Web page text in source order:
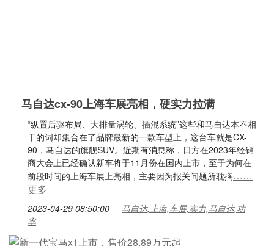
马自达cx-90上海车展亮相，硬实力拉满
“纵置后驱布局、大排量涡轮、插混系统”这些和马自达本不相
干的词却集合在了品牌最新的一款车型上，这台车就是CX-
90，马自达的旗舰SUV。近期有消息称，日方在2023年经销
商大会上已经确认新车将于11月份在国内上市，至于为何在
前段时间的上海车展上亮相，主要因为报关问题所耽搁……
更多
2023-04-29 08:50:00
马自达,上海,车展,实力,马自达,功
率